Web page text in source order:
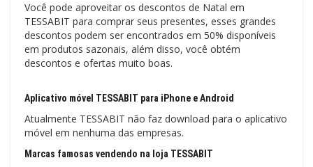
Você pode aproveitar os descontos de Natal em
TESSABIT para comprar seus presentes, esses grandes
descontos podem ser encontrados em 50% disponíveis
em produtos sazonais, além disso, você obtém
descontos e ofertas muito boas.
Aplicativo móvel TESSABIT para iPhone e Android
Atualmente TESSABIT não faz download para o aplicativo
móvel em nenhuma das empresas.
Marcas famosas vendendo na loja TESSABIT